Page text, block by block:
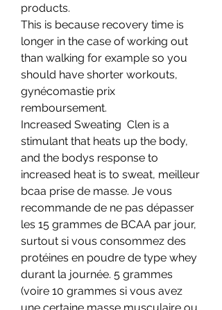
products.
This is because recovery time is
longer in the case of working out
than walking for example so you
should have shorter workouts,
gynécomastie prix
remboursement.
Increased Sweating  Clen is a
stimulant that heats up the body,
and the bodys response to
increased heat is to sweat, meilleur
bcaa prise de masse. Je vous
recommande de ne pas dépasser
les 15 grammes de BCAA par jour,
surtout si vous consommez des
protéines en poudre de type whey
durant la journée. 5 grammes
(voire 10 grammes si vous avez